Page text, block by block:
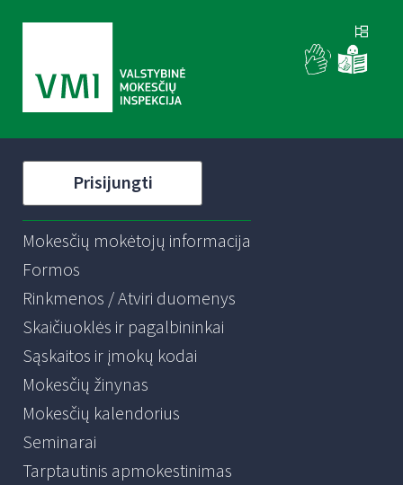
Prisijungti
Mokesčių mokėtojų informacija
Formos
Rinkmenos / Atviri duomenys
Skaičiuoklės ir pagalbininkai
Sąskaitos ir įmokų kodai
Mokesčių žinynas
Mokesčių kalendorius
Seminarai
Tarptautinis apmokestinimas